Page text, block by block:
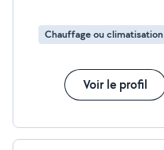
Chauffage ou climatisation
Voir le profil